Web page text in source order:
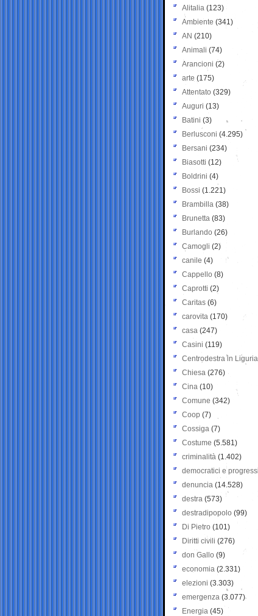
Alitalia (123)
Ambiente (341)
AN (210)
Animali (74)
Arancioni (2)
arte (175)
Attentato (329)
Auguri (13)
Batini (3)
Berlusconi (4.295)
Bersani (234)
Biasotti (12)
Boldrini (4)
Bossi (1.221)
Brambilla (38)
Brunetta (83)
Burlando (26)
Camogli (2)
canile (4)
Cappello (8)
Caprotti (2)
Caritas (6)
carovita (170)
casa (247)
Casini (119)
Centrodestra in Liguria
Chiesa (276)
Cina (10)
Comune (342)
Coop (7)
Cossiga (7)
Costume (5.581)
criminalità (1.402)
democratici e
denuncia (14.528)
destra (573)
destradipopolo (99)
Di Pietro (101)
Diritti civili (276)
don Gallo (9)
economia (2.331)
elezioni (3.303)
emergenza (3.077)
Energia (45)